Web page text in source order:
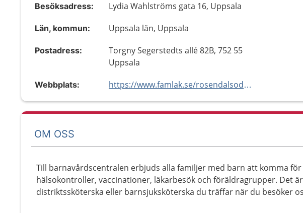
Besöksadress: Lydia Wahlströms gata 16, Uppsala
Län, kommun: Uppsala län, Uppsala
Postadress:
Torgny Segerstedts allé 82B, 752 55
Uppsala
Webbplats: https://www.famlak.se/rosendalsodra/
OM OSS
Till barnavårdscentralen erbjuds alla familjer med barn att komma för
hälsokontroller, vaccinationer, läkarbesök och föräldragrupper. Det
distriktssköterska eller barnsjuksköterska du träffar när du besöker